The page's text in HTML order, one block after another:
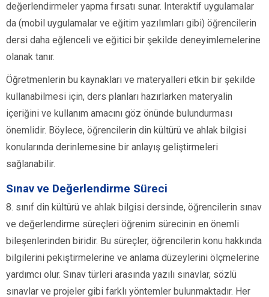
değerlendirmeler yapma fırsatı sunar. Interaktif uygulamalar
da (mobil uygulamalar ve eğitim yazılımları gibi) öğrencilerin
dersi daha eğlenceli ve eğitici bir şekilde deneyimlemelerine
olanak tanır.
Öğretmenlerin bu kaynakları ve materyalleri etkin bir şekilde
kullanabilmesi için, ders planları hazırlarken materyalin
içeriğini ve kullanım amacını göz önünde bulundurması
önemlidir. Böylece, öğrencilerin din kültürü ve ahlak bilgisi
konularında derinlemesine bir anlayış geliştirmeleri
sağlanabilir.
Sınav ve Değerlendirme Süreci
8. sınıf din kültürü ve ahlak bilgisi dersinde, öğrencilerin sınav
ve değerlendirme süreçleri öğrenim sürecinin en önemli
bileşenlerinden biridir. Bu süreçler, öğrencilerin konu hakkında
bilgilerini pekiştirmelerine ve anlama düzeylerini ölçmelerine
yardımcı olur. Sınav türleri arasında yazılı sınavlar, sözlü
sınavlar ve projeler gibi farklı yöntemler bulunmaktadır. Her